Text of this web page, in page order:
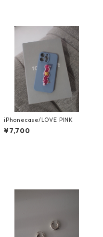
iPhonecase/LOVE PINK
¥7,700